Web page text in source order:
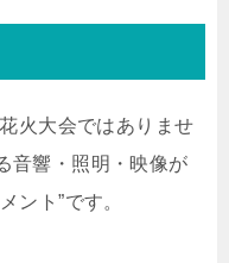
火大会ではありませ
音響・照明・映像が
ント”です。